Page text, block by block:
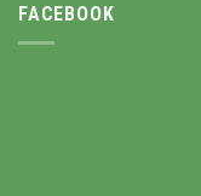
FACEBOOK